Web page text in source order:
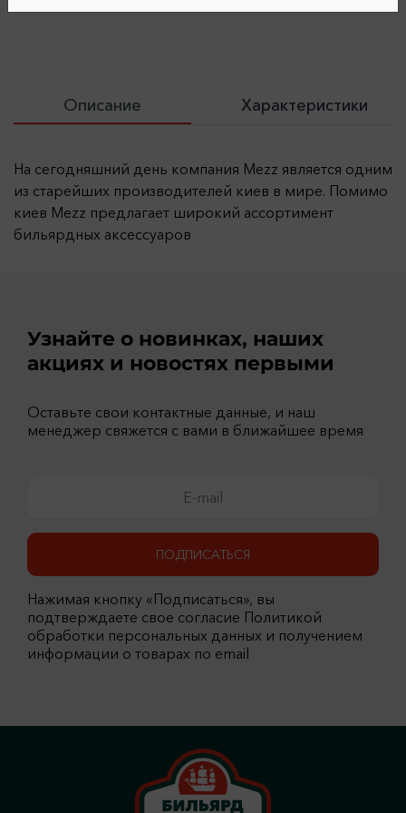
Описание Характеристики
На сегодняшний день компания Mezz является одним
из старейших производителей киев в мире. Помимо
киев Mezz предлагает широкий ассортимент
бильярдных аксессуаров
Узнайте о новинках, наших
акциях и новостях первыми
Оставьте свои контактные данные, и наш
менеджер свяжется с вами в ближайшее время
ПОДПИСАТЬСЯ
Нажимая кнопку «Подписаться», вы
подтверждаете свое согласие Политикой
обработки персональных данных и получением
информации о товарах по email